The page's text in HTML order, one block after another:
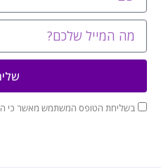
בשליחת הטופס המשתמש מאשר כי